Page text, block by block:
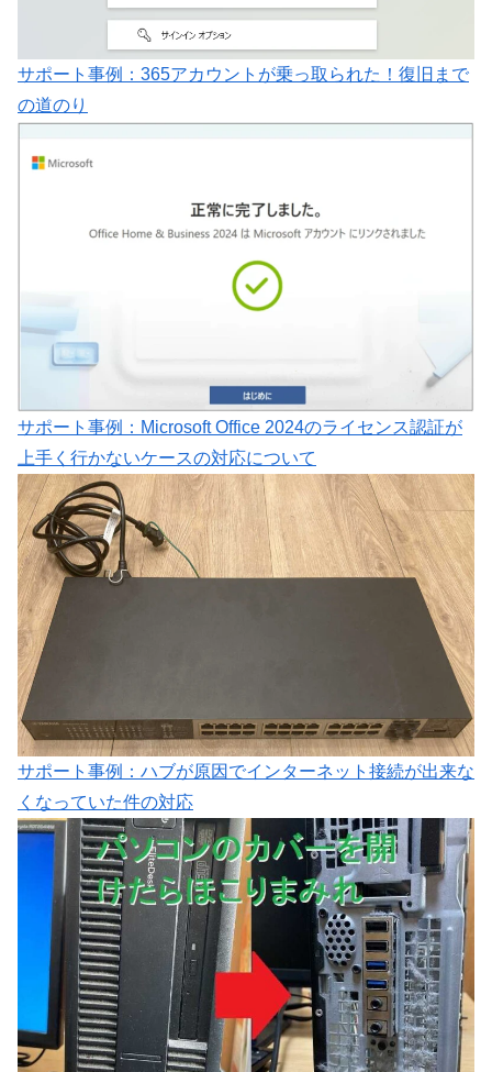
サポート事例：365アカウントが乗っ取られた！復旧まで
の道のり
サポート事例：Microsoft Office 2024のライセンス認証が
上手く行かないケースの対応について
サポート事例：ハブが原因でインターネット接続が出来な
くなっていた件の対応